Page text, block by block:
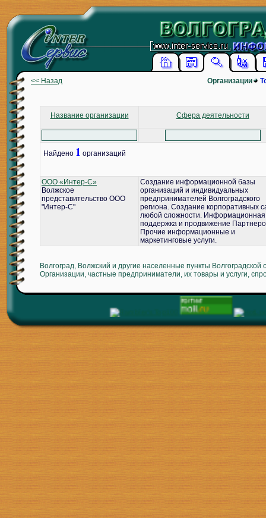
<< Назад Организации
Название организации Сфера деятельности
Найдено 1 организаций
ООО «Интер-С»
Волжское
представительство ООО
"Интер-С"
Создание информационной базы
организаций и индивидуальных
предпринимателей Волгоградского
региона. Создание корпоративных
любой сложности. Информационная
поддержка и продвижение
Прочие информационные и
маркетинговые услуги.
Волгоград, Волжский и другие населенные пункты Волгоградской
Организации, частные предприниматели, их товары и услуги,